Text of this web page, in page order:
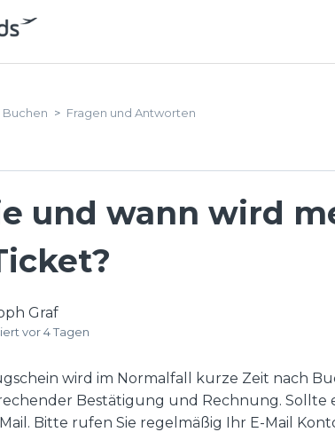
Buchen Fragen und Antworten
und wann wird
Graf
vor 4 Tagen
wird im Normalfall kurze Zeit nach
Bestätigung und Rechnung. Sollte
Bitte rufen Sie regelmäßig Ihr E-Mail